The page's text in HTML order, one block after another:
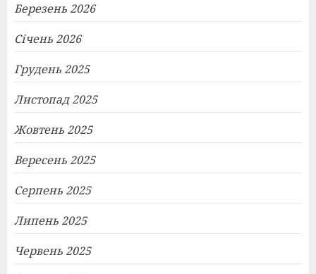
Березень 2026
Січень 2026
Грудень 2025
Листопад 2025
Жовтень 2025
Вересень 2025
Серпень 2025
Липень 2025
Червень 2025